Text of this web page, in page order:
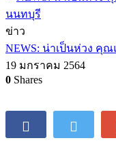
ข่าว
NEWS: น่าเป็นห่วง คุ
19 มกราคม 2564
0 Shares